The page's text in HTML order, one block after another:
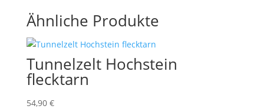
Ähnliche Produkte
Tunnelzelt Hochstein
flecktarn
54,90 €